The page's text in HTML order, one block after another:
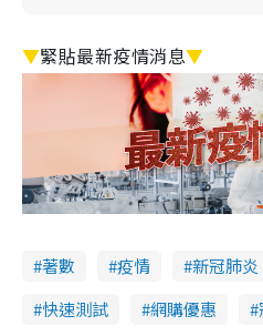
▼緊貼最新疫情消息▼
著數 疫情 新冠肺炎
快速測試
網購優惠